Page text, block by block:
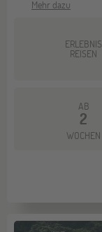
Mehr dazu
ERLEBNIS
REISEN
AB
2
WOCHEN